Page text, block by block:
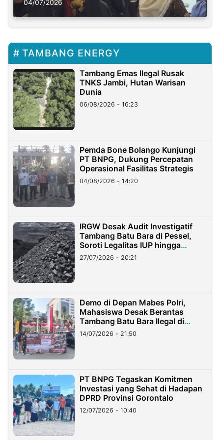
Solusi Krisis Iklim
04/07/2026
TAMBANG ENERGY
Tambang Emas Ilegal Rusak
TNKS Jambi, Hutan Warisan
Dunia
06/08/2026 - 16:23
Pemda Bone Bolango Kunjungi
PT BNPG, Dukung Percepatan
Operasional Fasilitas Strategis
04/08/2026 - 14:20
IRGW Desak Audit Investigatif
Tambang Batu Bara di Pessel,
Soroti Legalitas IUP hingga
Stockpile
27/07/2026 - 20:21
Demo di Depan Mabes Polri,
Mahasiswa Desak Berantas
Tambang Batu Bara Ilegal di
Lampung
14/07/2026 - 21:50
PT BNPG Tegaskan Komitmen
Investasi yang Sehat di Hadapan
DPRD Provinsi Gorontalo
12/07/2026 - 10:40